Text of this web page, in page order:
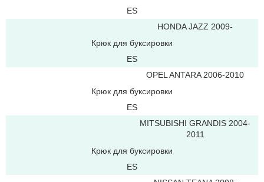
ES
HONDA JAZZ 2009-
Крюк для буксировки
ES
OPEL ANTARA 2006-2010
Крюк для буксировки
ES
MITSUBISHI GRANDIS 2004-
2011
Крюк для буксировки
ES